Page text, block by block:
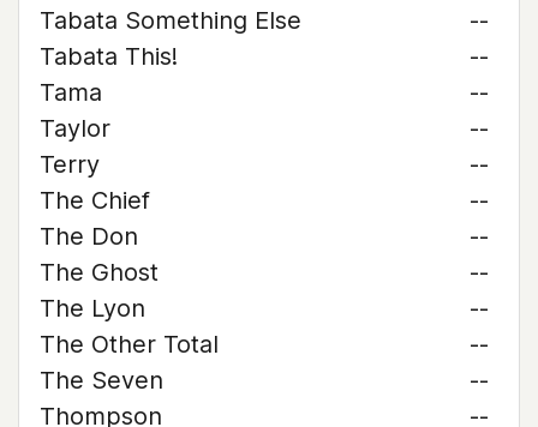
Tabata Something Else
--
Tabata This!
--
Tama
--
Taylor
--
Terry
--
The Chief
--
The Don
--
The Ghost
--
The Lyon
--
The Other Total
--
The Seven
--
Thompson
--